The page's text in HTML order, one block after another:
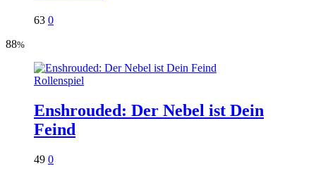
63 0
88%
Rollenspiel
Enshrouded: Der Nebel ist Dein
Feind
49 0